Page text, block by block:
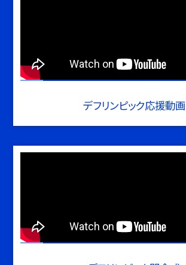
デフリンピック応援動画